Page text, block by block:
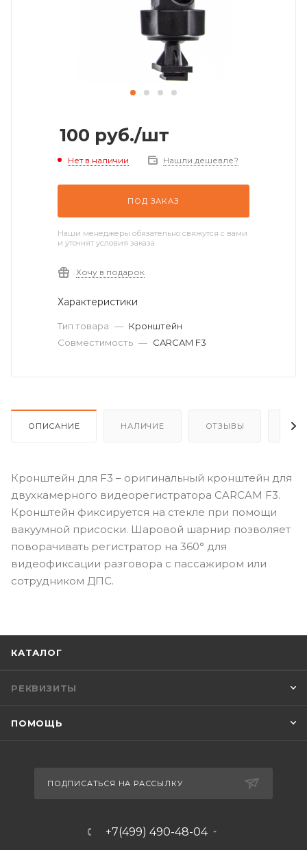
100 руб./шт
Нет в наличии Нашли дешевле?
ПОД ЗАКАЗ
Наши менеджеры обязательно свяжутся с вами
и уточнят условия заказа
Хочу в подарок
Характеристики
Тип товара — Кронштейн
Совместимость — CARCAM F3
ОПИСАНИЕ НАЛИЧИЕ ОТЗЫВЫ
Кронштейн для F3 – оригинальный кронштейн для
двухкамерного видеорегистратора CARCAM F3.
Кронштейн фиксируется на стекле при помощи
вакуумной присоски. Шаровой шарнир позволяет
поворачивать регистратор на 360° для
видеофиксации разговора с пассажиром или
сотрудником ДПС.
КАТАЛОГ
РЕКВИЗИТЫ
ПОМОЩЬ
ПОДПИСАТЬСЯ НА РАССЫЛКУ
+7(499) 490-48-04